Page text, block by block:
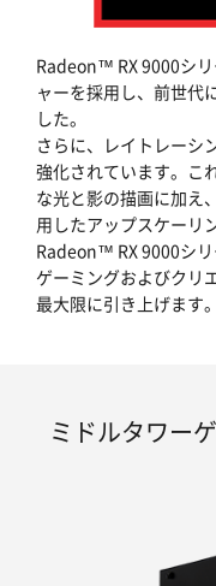
Radeon™ RX 9000シ
ャーを採用し、前世代
した。
さらに、レイトレーシ
強化されています。こ
な光と影の描画に加え
用したアップスケーリ
Radeon™ RX 9000シリ
ゲーミングおよびクリ
最大限に引き上げます。
ミドルタワー